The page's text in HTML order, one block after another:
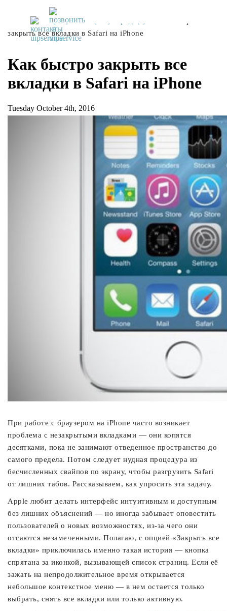
UiPservice »[:ru]Советы[:ua]Поради[:]
закрыть все вкладки в Safari на iPhone
Как быстро закрыть все
вкладки в Safari на iPhone
Tuesday October 4th, 2016
При работе с браузером на iPhone часто возникает
проблема с незакрытыми вкладками — они копятся
десятками, пока не занимают отведенное пространство до
самого предела. Потом следует нудная процедура из
бесчисленных свайпов по экрану, чтобы разгрузить Safari
от лишних табов. Рассказываем, как упросить эта задачу.
Apple любит делать интерфейс интуитивным и доступным
без лишних объяснений — но иногда забывает оповестить
пользователей о новых возможностях, из-за чего они
отсаются незамеченными. Полагаю, с опцией «Закрыть все
вкладки» приключилась именно такая история — кнопка
спрятана за иконкой, вызывающей список страниц. Если её
зажать на непродолжительное время открывается
небольшое контекстное меню — в нем остается только
выбрать, снять все вкладки или только активную.